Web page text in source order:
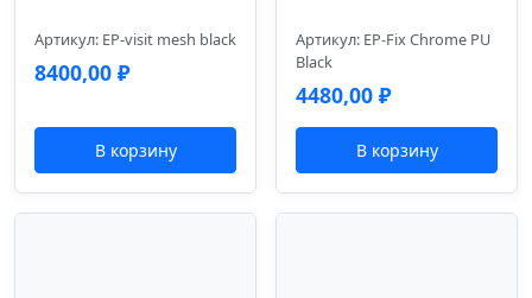
Артикул: EP-visit mesh black
8400,00 ₽
В корзину
Артикул: EP-Fix Chrome PU
Black
4480,00 ₽
В корзину